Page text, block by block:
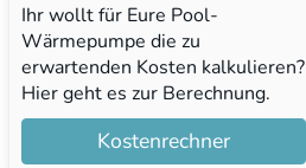
Ihr wollt für Eure Pool-
Wärmepumpe die zu
erwartenden Kosten kalkulieren?
Hier geht es zur Berechnung.
Kostenrechner